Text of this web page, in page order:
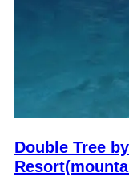
Double Tree